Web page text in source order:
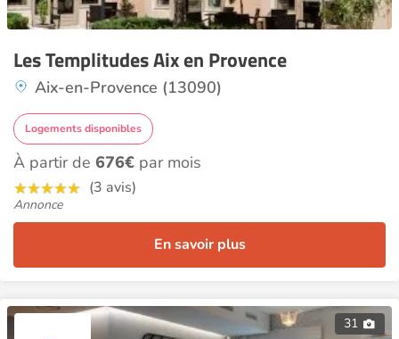
Les Templitudes Aix en Provence
Aix-en-Provence (13090)
Logements disponibles
À partir de 676€ par mois
(3 avis)
Annonce
En savoir plus
31